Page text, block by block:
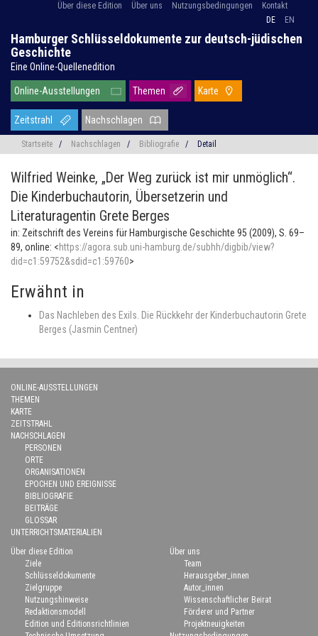
Über diese Edition Über uns Nutzungsbedingungen
Kontakt
DE
EN
Hamburger Schlüsseldokumente zur deutsch-jüdischen
Geschichte
Eine Online-Quellenedition
Online-Ausstellungen Themen Karte
Zeitstrahl Nachschlagen
Startseite / Nachschlagen / Bibliografie / Detail
Wilfried Weinke, „Der Weg zurück ist mir unmöglich“.
Die Kinderbuchautorin, Übersetzerin und
Literaturagentin Grete Berges
in: Zeitschrift des Vereins für Hamburgische Geschichte 95 (2009), S. 69–
89, online: <https://agora.sub.uni-hamburg.de/subhh/digbib/view?
did=c1:59752&sdid=c1:59760>
Erwähnt in
Das Nachleben des Exils. Die Rückkehr der Kinderbuchautorin Grete
Berges (Jasmin Centner)
ONLINE-AUSSTELLUNGEN
THEMEN
KARTE
ZEITSTRAHL
NACHSCHLAGEN
PERSONEN
ORTE
ORGANISATIONEN
EPOCHEN UND EREIGNISSE
BIBLIOGRAFIE
BEITRÄGE
GLOSSAR
UNTERRICHTSMATERIALIEN
Über diese Edition
Ziele
Schlüsseldokumente
Zielgruppe
Nutzungshinweise
Redaktionsmodell
Edition und Editionsrichtlinien
Über uns
Team
Herausgeber_innen
Autor_innen
Wissenschaftlicher Beirat
Förderer und Partner
Projektneuigkeiten